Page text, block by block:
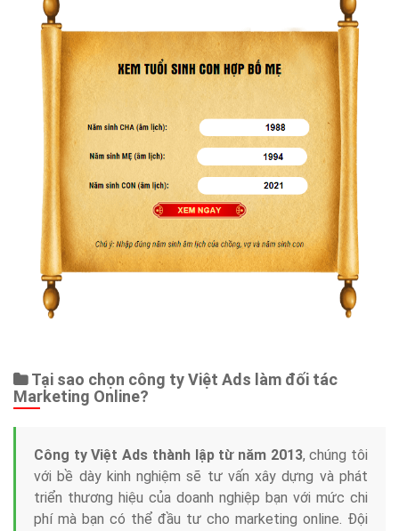
Tại sao chọn công ty Việt Ads làm đối tác
Marketing Online?
Công ty Việt Ads thành lập từ năm 2013, chúng tôi
với bề dày kinh nghiệm sẽ tư vấn xây dựng và phát
triển thương hiệu của doanh nghiệp bạn với mức chi
phí mà bạn có thể đầu tư cho marketing online. Đội